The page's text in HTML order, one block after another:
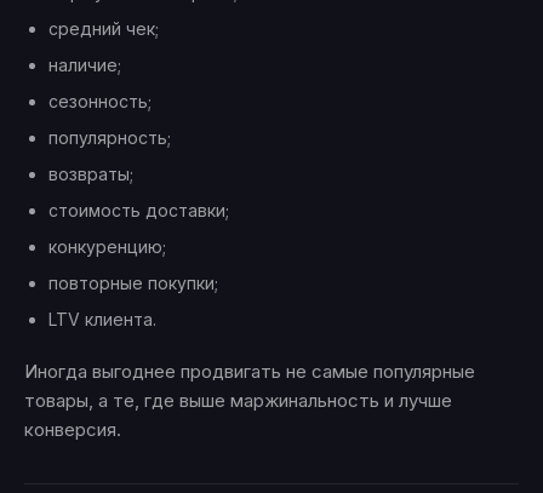
средний чек;
наличие;
сезонность;
популярность;
возвраты;
стоимость доставки;
конкуренцию;
повторные покупки;
LTV клиента.
Иногда выгоднее продвигать не самые популярные
товары, а те, где выше маржинальность и лучше
конверсия.